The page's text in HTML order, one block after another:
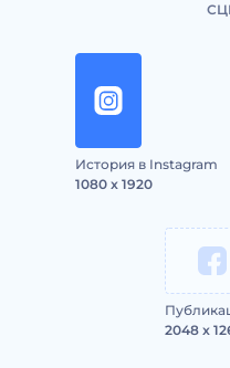
История в Instagram
1080 x 1920
2048 x